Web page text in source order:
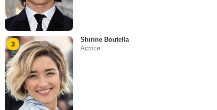
3
Shirine Boutella
Actrice